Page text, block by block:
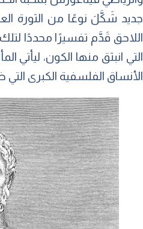
جديد شَكَّلَ نوعًا من الثورة
اللاحق قَدَّم تفسيرًا محددًا
التي انبثق منها الكون، ليأتي
الأنساق الفلسفية الكبرى